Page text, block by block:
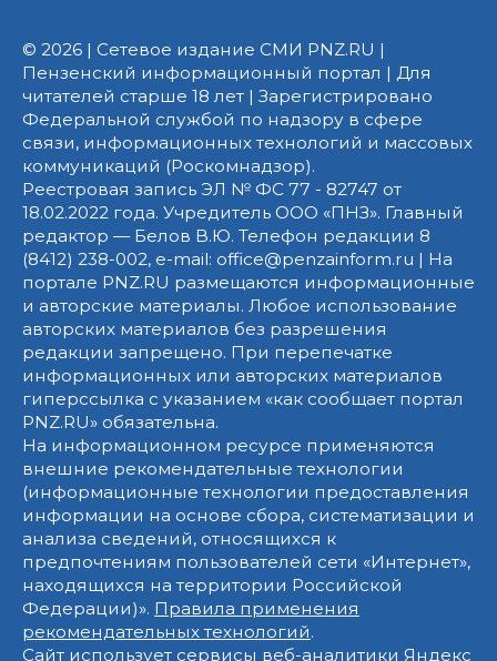
© 2026 | Сетевое издание СМИ PNZ.RU |
Пензенский информационный портал | Для
читателей старше 18 лет | Зарегистрировано
Федеральной службой по надзору в сфере
связи, информационных технологий и массовых
коммуникаций (Роскомнадзор).
Реестровая запись ЭЛ № ФС 77 - 82747 от
18.02.2022 года. Учредитель ООО «ПНЗ». Главный
редактор — Белов В.Ю. Телефон редакции 8
(8412) 238-002, e-mail: office@penzainform.ru | На
портале PNZ.RU размещаются информационные
и авторские материалы. Любое использование
авторских материалов без разрешения
редакции запрещено. При перепечатке
информационных или авторских материалов
гиперссылка с указанием «как сообщает портал
PNZ.RU» обязательна.
На информационном ресурсе применяются
внешние рекомендательные технологии
(информационные технологии предоставления
информации на основе сбора, систематизации и
анализа сведений, относящихся к
предпочтениям пользователей сети «Интернет»,
находящихся на территории Российской
Федерации)». Правила применения
рекомендательных технологий.
Сайт использует сервисы веб-аналитики Яндекс